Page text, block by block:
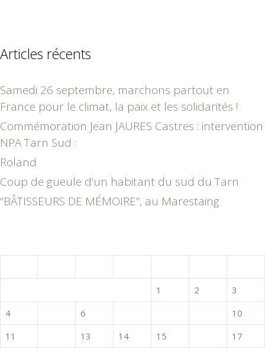
Articles récents
Samedi 26 septembre, marchons partout en
France pour le climat, la paix et les solidarités !
Commémoration Jean JAURES Castres : intervention
NPA Tarn Sud :
Roland
Coup de gueule d’un habitant du sud du Tarn
“BÂTISSEURS DE MÉMOIRE”, au Marestaing
1
2
3
4
6
10
11
13 14 15
17